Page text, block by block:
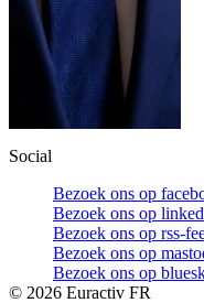
Social
Bezoek ons op
Bezoek ons op
Bezoek ons op rss-
Bezoek ons op
Bezoek ons op
© 2026 Euractiv FR